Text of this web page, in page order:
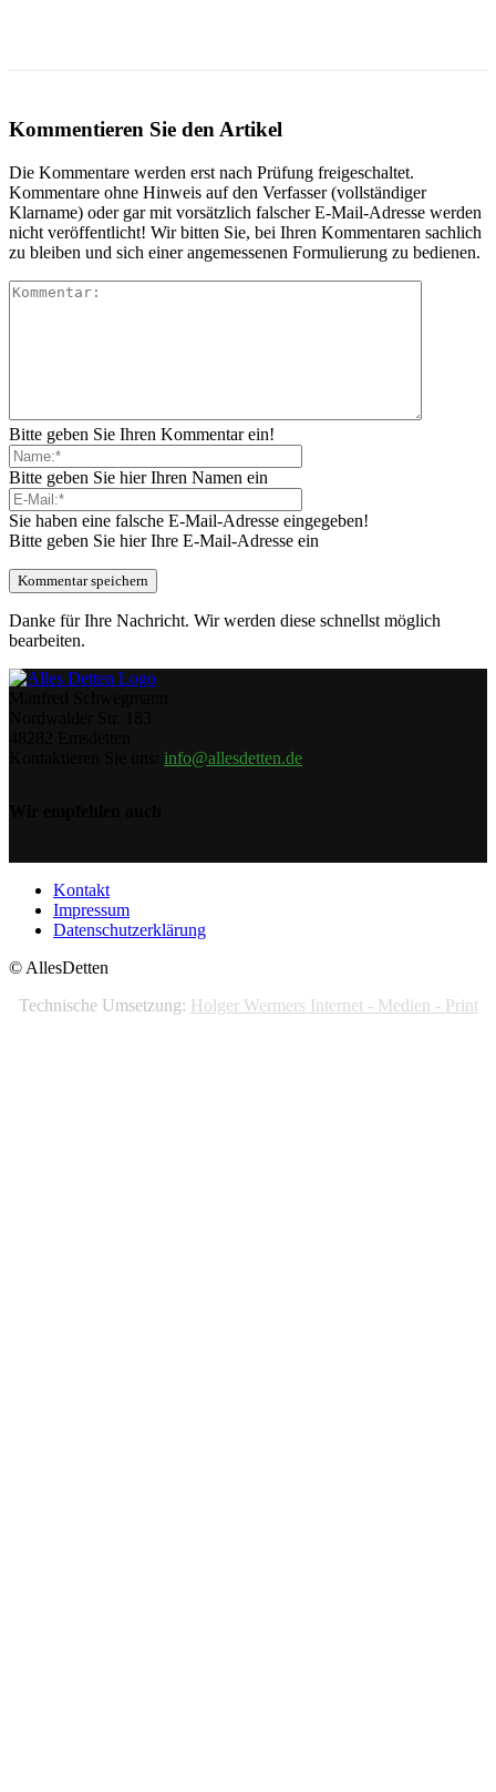
Kommentieren Sie den Artikel
Die Kommentare werden erst nach Prüfung freigeschaltet.
Kommentare ohne Hinweis auf den Verfasser (vollständiger
Klarname) oder gar mit vorsätzlich falscher E-Mail-Adresse werden
nicht veröffentlicht! Wir bitten Sie, bei Ihren Kommentaren sachlich
zu bleiben und sich einer angemessenen Formulierung zu bedienen.
Bitte geben Sie Ihren Kommentar ein!
Bitte geben Sie hier Ihren Namen ein
Sie haben eine falsche E-Mail-Adresse eingegeben!
Bitte geben Sie hier Ihre E-Mail-Adresse ein
Danke für Ihre Nachricht. Wir werden diese schnellst möglich
bearbeiten.
info@allesdetten.de
Kontakt
Impressum
Datenschutzerklärung
© AllesDetten
Technische Umsetzung: Holger Wermers Internet - Medien - Print